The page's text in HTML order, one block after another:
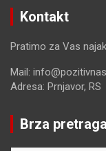
Kontakt
Pratimo za Vas
Mail:
Adresa: Prnjavor, RS
Brza pretraga